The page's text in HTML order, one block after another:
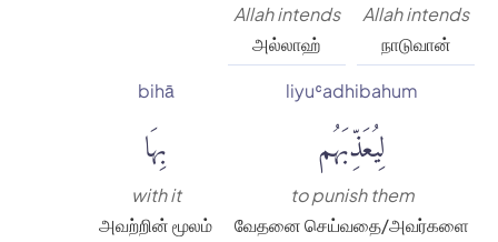
Allah intends
நாடுவான்
Allah intends
அல்லாஹ்
liyuʿadhibahum
لِيُعَذِّبَهُم
to punish them
வேதனை செய்வதை/அவர்களை
bihā
بِهَا
with it
அவற்றின் மூலம்